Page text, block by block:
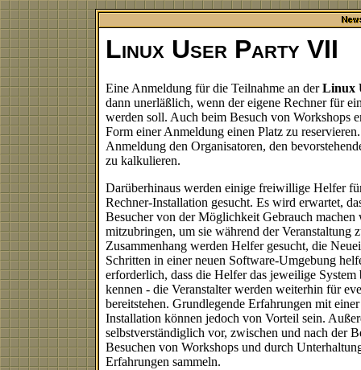
Linux User Party VII
Eine Anmeldung für die Teilnahme an derLinux
dann unerläßlich, wenn der eigene Rechner für
werden soll. Auch beim Besuch von Workshops
Form einer Anmeldung einen Platz zu
Anmeldung den Organisatoren, den
zu kalkulieren.
Darüberhinaus werden einige freiwillige Helfer
Rechner-Installation gesucht. Es wird erwartet,
Besucher von der Möglichkeit Gebrauch machen
mitzubringen, um sie während der Veranstaltung
Zusammenhang werden Helfer gesucht, die
Schritten in einer neuen Software-Umgebung
erforderlich, dass die Helfer das jeweilige System
kennen - die Veranstalter werden weiterhin für
bereitstehen. Grundlegende Erfahrungen mit
Installation können jedoch von Vorteil sein.
selbstverständiglich vor, zwischen und nach der
Besuchen von Workshops und durch
Erfahrungen sammeln.